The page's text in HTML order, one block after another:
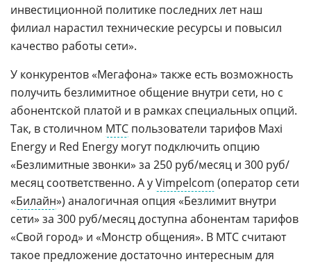
инвестиционной политике последних лет наш
филиал нарастил технические ресурсы и повысил
качество работы сети».
У конкурентов «Мегафона» также есть возможность
получить безлимитное общение внутри сети, но с
абонентской платой и в рамках специальных опций.
Так, в столичном МТС пользователи тарифов Maxi
Energy и Red Energy могут подключить опцию
«Безлимитные звонки» за 250 руб/месяц и 300 руб/
месяц соответственно. А уVimpelcom (оператор сети
«Билайн») аналогичная опция «Безлимит внутри
сети» за 300 руб/месяц доступна абонентам тарифов
«Свой город» и «Монстр общения». В МТС считают
такое предложение достаточно интересным для